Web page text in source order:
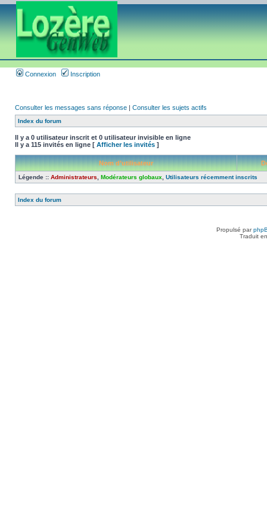
Connexion Inscription
Consulter les messages sans réponse | Consulter les sujets actifs
Index du forum
Il y a 0 utilisateur inscrit et 0 utilisateur invisible en ligne
Il y a 115 invités en ligne [ Afficher les invités ]
Nom d’utilisateur
Légende :: Administrateurs Modérateurs globaux Utilisateurs récemment inscrits
Index du forum
Propulsé par
Traduit